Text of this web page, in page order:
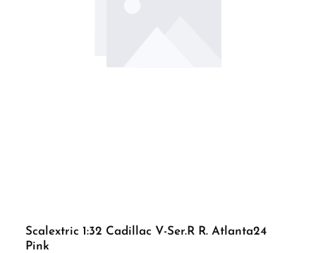
Scalextric 1:32 Cadillac V-Ser.R R. Atlanta24
Pink